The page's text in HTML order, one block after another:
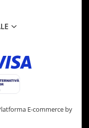
E-commerce by